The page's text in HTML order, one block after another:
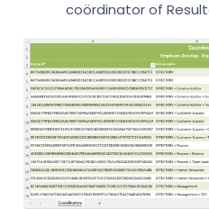
coördinator of